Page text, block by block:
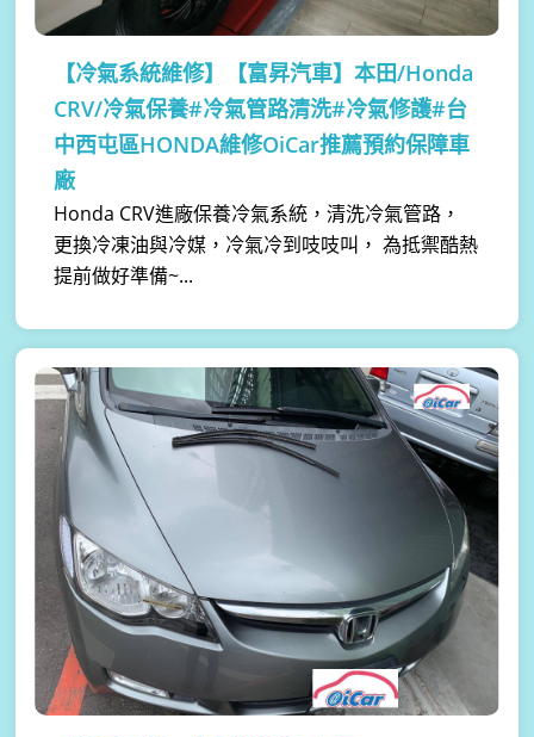
【冷氣系統維修】
【富昇汽車】本田/Honda
CRV/冷氣保養#冷氣管路清洗#冷氣修護#台
中西屯區HONDA維修OiCar推薦預約保障車
廠
Honda CRV進廠保養冷氣系統，清洗冷氣管路，
更換冷凍油與冷媒，冷氣冷到吱吱叫， 為抵禦酷熱
提前做好準備~...